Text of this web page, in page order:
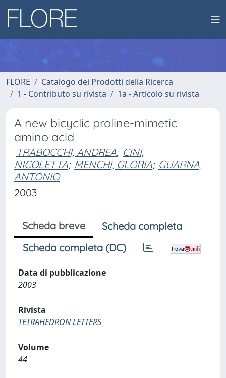
FLORE
Catalogo dei Prodotti della Ricerca
1 - Contributo su rivista
1a - Articolo su rivista
A new bicyclic proline-mimetic
amino acid
TRABOCCHI, ANDREA; CINI,
NICOLETTA; MENCHI, GLORIA; GUARNA,
ANTONIO
2003
Scheda breve
Scheda completa
Scheda completa (DC)
Data di pubblicazione
2003
Rivista
TETRAHEDRON LETTERS
Volume
44